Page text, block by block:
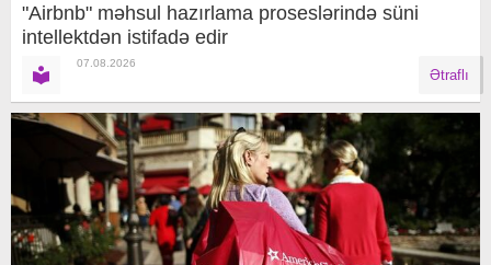
"Airbnb" məhsul hazırlama proseslərində süni
intellektdən istifadə edir
07.08.2026
Ətraflı